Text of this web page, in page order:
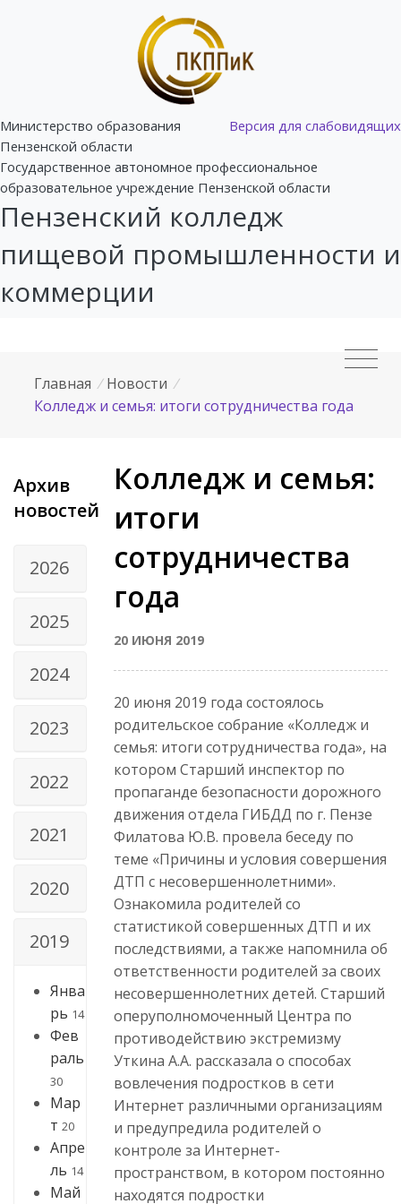
Версия для слабовидящих
Министерство образования
Пензенской области
Государственное автономное профессиональное
образовательное учреждение Пензенской области
Пензенский колледж
пищевой промышленности и
коммерции
Главная / Новости /
Колледж и семья: итоги сотрудничества года
Архив
новостей
2026
2025
2024
2023
2022
2021
2020
2019
Янва
рь 14
Фев
раль
30
Мар
т 20
Апре
ль 14
Май
Колледж и семья:
итоги
сотрудничества
года
20 ИЮНЯ 2019
20 июня 2019 года состоялось
родительское собрание «Колледж и
семья: итоги сотрудничества года», на
котором Старший инспектор по
пропаганде безопасности дорожного
движения отдела ГИБДД по г. Пензе
Филатова Ю.В. провела беседу по
теме «Причины и условия совершения
ДТП с несовершеннолетними».
Ознакомила родителей со
статистикой совершенных ДТП и их
последствиями, а также напомнила об
ответственности родителей за своих
несовершеннолетних детей. Старший
оперуполномоченный Центра по
противодействию экстремизму
Уткина А.А. рассказала о способах
вовлечения подростков в сети
Интернет различными организациям
и предупредила родителей о
контроле за Интернет-
пространством, в котором постоянно
находятся подростки